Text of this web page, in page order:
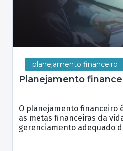
planejamento financeiro
Planejamento
O planejamento financeiro
as metas financeiras da
gerenciamento adequado